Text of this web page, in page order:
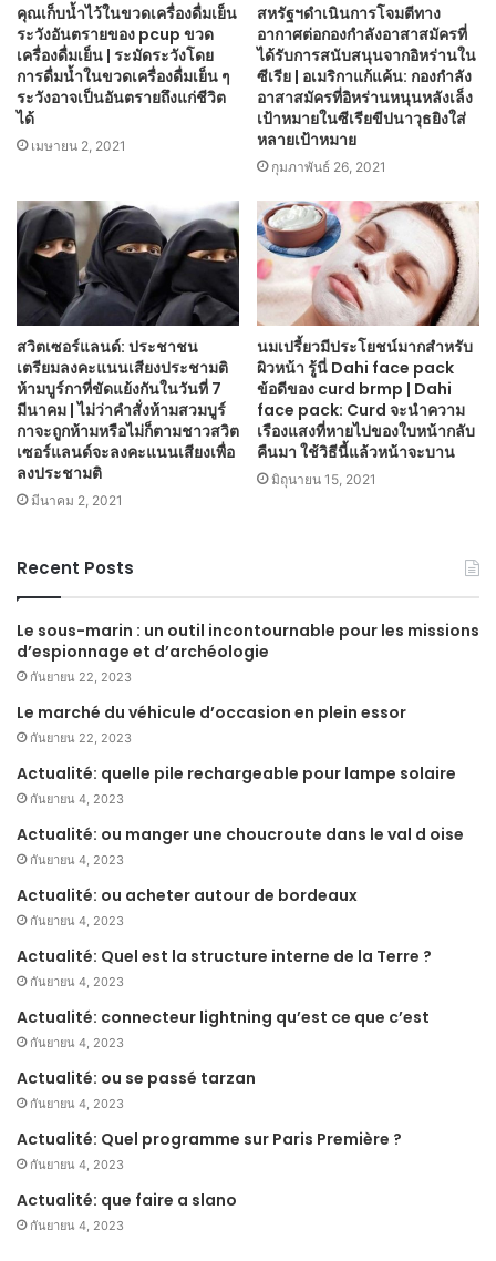
คุณเก็บน้ำไว้ในขวดเครื่องดื่มเย็น
ระวังอันตรายของ pcup ขวด
เครื่องดื่มเย็น | ระมัดระวังโดย
การดื่มน้ำในขวดเครื่องดื่มเย็น ๆ
ระวังอาจเป็นอันตรายถึงแก่ชีวิต
ได้
เมษายน 2, 2021
สหรัฐฯดำเนินการโจมตีทาง
อากาศต่อกองกำลังอาสาสมัครที่
ได้รับการสนับสนุนจากอิหร่านใน
ซีเรีย | อเมริกาแก้แค้น: กองกำลัง
อาสาสมัครที่อิหร่านหนุนหลังเล็ง
เป้าหมายในซีเรียขีปนาวุธยิงใส่
หลายเป้าหมาย
กุมภาพันธ์ 26, 2021
สวิตเซอร์แลนด์: ประชาชน
เตรียมลงคะแนนเสียงประชามติ
ห้ามบูร์กาที่ขัดแย้งกันในวันที่ 7
มีนาคม | ไม่ว่าคำสั่งห้ามสวมบูร์
กาจะถูกห้ามหรือไม่ก็ตามชาวสวิต
เซอร์แลนด์จะลงคะแนนเสียงเพื่อ
ลงประชามติ
มีนาคม 2, 2021
นมเปรี้ยวมีประโยชน์มากสำหรับ
ผิวหน้า รู้นี่ Dahi face pack
ข้อดีของ curd brmp | Dahi
face pack: Curd จะนำความ
เรืองแสงที่หายไปของใบหน้ากลับ
คืนมา ใช้วิธีนี้แล้วหน้าจะบาน
มิถุนายน 15, 2021
Recent Posts
Le sous-marin : un outil incontournable pour les missions
d’espionnage et d’archéologie
กันยายน 22, 2023
Le marché du véhicule d’occasion en plein essor
กันยายน 22, 2023
Actualité: quelle pile rechargeable pour lampe solaire
กันยายน 4, 2023
Actualité: ou manger une choucroute dans le val d oise
กันยายน 4, 2023
Actualité: ou acheter autour de bordeaux
กันยายน 4, 2023
Actualité: Quel est la structure interne de la Terre ?
กันยายน 4, 2023
Actualité: connecteur lightning qu’est ce que c’est
กันยายน 4, 2023
Actualité: ou se passé tarzan
กันยายน 4, 2023
Actualité: Quel programme sur Paris Première ?
กันยายน 4, 2023
Actualité: que faire a slano
กันยายน 4, 2023